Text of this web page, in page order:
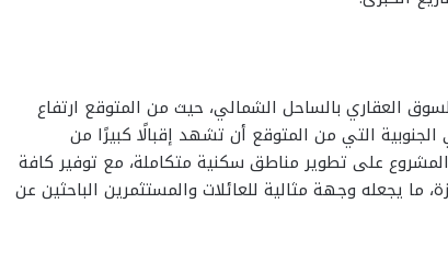
العقاري بالساحل الشمالي، حيث من المتوقع ارتفاع
التي من المتوقع أن تشهد إقبالًا كبيرًا من
على تطوير مناطق سكنية متكاملة، مع توفير كافة
ما يجعله وجهة مثالية للعائلات والمستثمرين الباحثين عن